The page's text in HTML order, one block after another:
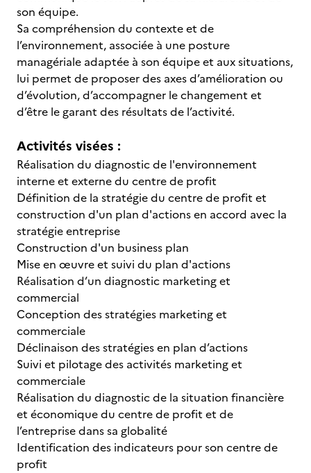
son équipe.
Sa compréhension du contexte et de
l’environnement, associée à une posture
managériale adaptée à son équipe et aux situations,
lui permet de proposer des axes d’amélioration ou
d’évolution, d’accompagner le changement et
d’être le garant des résultats de l’activité.
Activités visées :
Réalisation du diagnostic de l'environnement
interne et externe du centre de profit
Définition de la stratégie du centre de profit et
construction d'un plan d'actions en accord avec la
stratégie entreprise
Construction d'un business plan
Mise en œuvre et suivi du plan d'actions
Réalisation d’un diagnostic marketing et
commercial
Conception des stratégies marketing et
commerciale
Déclinaison des stratégies en plan d’actions
Suivi et pilotage des activités marketing et
commerciale
Réalisation du diagnostic de la situation financière
et économique du centre de profit et de
l’entreprise dans sa globalité
Identification des indicateurs pour son centre de
profit